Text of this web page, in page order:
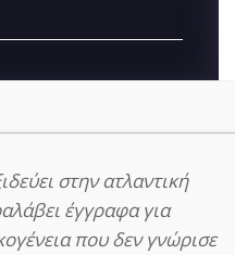
στην ατλαντική
έγγραφα για
που δεν γνώρισε